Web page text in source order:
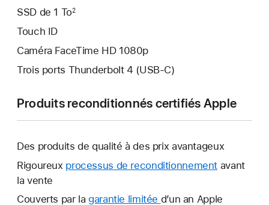
SSD de 1 To2
Touch ID
Caméra FaceTime HD 1080p
Trois ports Thunderbolt 4 (USB-C)
Produits reconditionnés certifiés Apple
Des produits de qualité à des prix avantageux
Rigoureux processus de reconditionnement avant
la vente
Couverts par la garantie limitée Une
d’un an Apple